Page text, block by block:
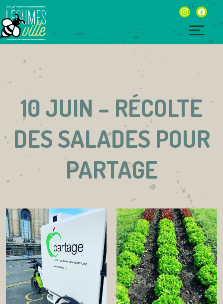
Skip
to
content
instagram
10 JUIN – RÉCOLTE
DES SALADES POUR
PARTAGE